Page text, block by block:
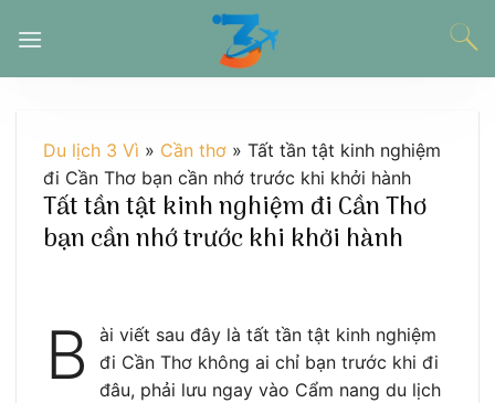
đến
Du lịch 3 Vì » Cần thơ » Tất tần tật kinh nghiệm
đi Cần Thơ bạn cần nhớ trước khi khởi hành
Tất tần tật kinh nghiệm đi Cần Thơ
bạn cần nhớ trước khi khởi hành
B
ài viết sau đây là tất tần tật kinh nghiệm
đi Cần Thơ không ai chỉ bạn trước khi đi
đâu, phải lưu ngay vào Cẩm nang du lịch